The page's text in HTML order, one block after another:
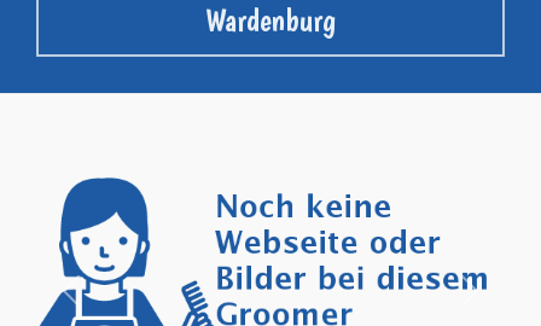
Wardenburg
Vorheriges